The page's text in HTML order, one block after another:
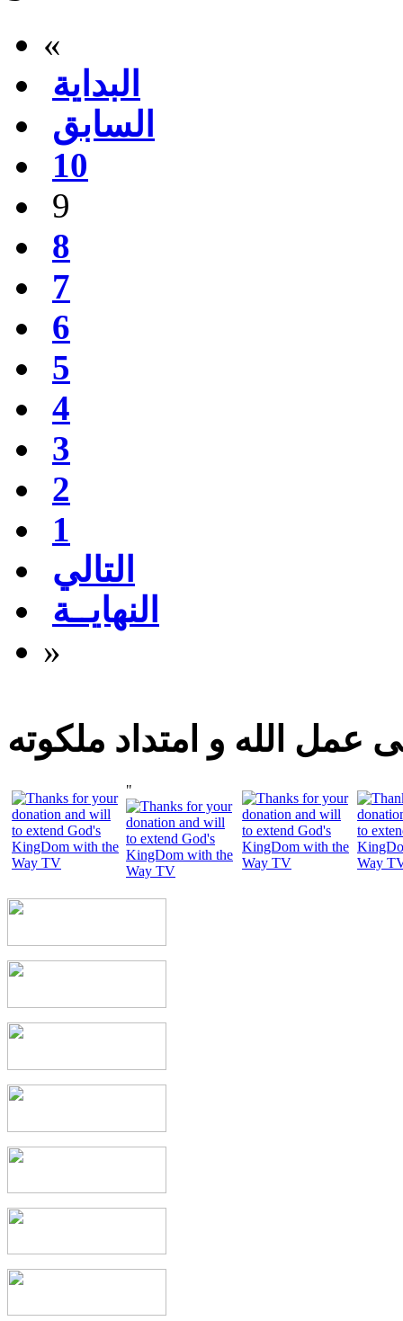
«
البداية
السابق
10
9
8
7
6
5
4
3
2
1
التالي
النهايــة
»
عمل الله و امتداد ملكوته
"